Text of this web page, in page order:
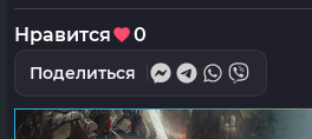
Нравится 0
Поделиться